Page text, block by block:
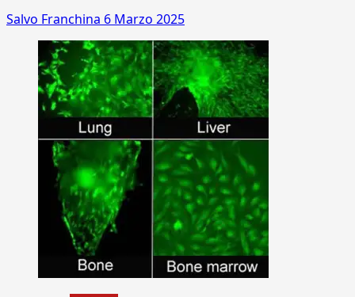
Salvo Franchina 6 Marzo 2025